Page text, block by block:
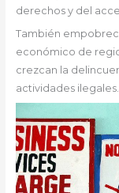
derechos y del
También
económico de
crezcan la
actividades ilegales.